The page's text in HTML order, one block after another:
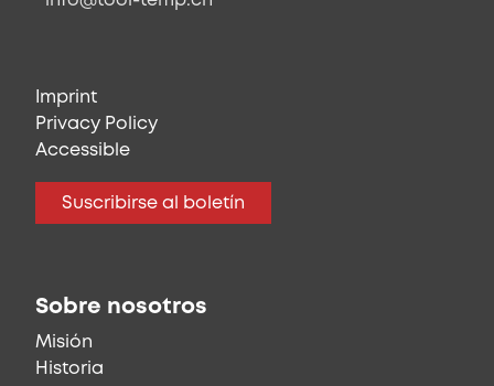
Imprint
Privacy Policy
Accessible
Suscribirse al boletín
Sobre nosotros
Misión
Historia